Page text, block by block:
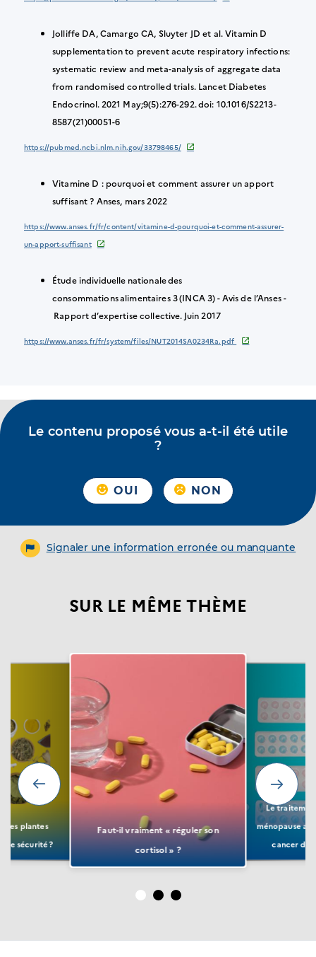
Jolliffe DA, Camargo CA, Sluyter JD et al. Vitamin D
supplementation to prevent acute respiratory infections:
systematic review and meta-analysis of aggregate data
from randomised controlled trials. Lancet Diabetes
Endocrinol. 2021 May;9(5):276-292. doi: 10.1016/S2213-
8587(21)00051-6
https://pubmed.ncbi.nlm.nih.gov/33798465/
Vitamine D : pourquoi et comment assurer un apport
suffisant ? Anses, mars 2022
https://www.anses.fr/fr/content/vitamine-d-pourquoi-et-comment-assurer-
un-apport-suffisant
Étude individuelle nationale des
consommations alimentaires 3 (INCA 3) - Avis de l’Anses -
Rapport d’expertise collective. Juin 2017
https://www.anses.fr/fr/system/files/NUT2014SA0234Ra.pdf
Le contenu proposé vous a-t-il été utile
?
OUI NON
Signaler une information erronée ou manquante
SUR LE MÊME THÈME
les plantes
sécurité ?
Faut-il vraiment « réguler son
cortisol » ?
Le
ménopause
cancer du